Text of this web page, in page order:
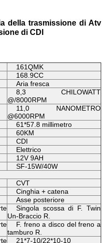
della trasmissione di Atv
di CDI
161QMK
168.9CC
Aria fresca
8,3 CHILOWATT
@/8000RPM
11,0 NANOMETRO
@6000RPM
61*57.8 millimetro
60KM
CDI
Elettrico
12V 9AH
SF-15W/40W
CVT
Cinghia + catena
Asse posteriore
Singola scossa di F. Twin
Un-Braccio R.
F. freno a disco del freno a
tamburo R.
21*7-10/22*10-10